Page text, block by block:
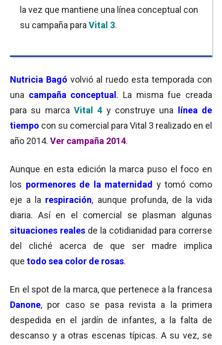
la vez que mantiene una línea conceptual con
su campaña para Vital 3.
Nutricia Bagó volvió al ruedo esta temporada con
una campaña conceptual . La misma fue creada
para su marca Vital 4 y construye una línea de
tiempo con su comercial para Vital 3 realizado en el
año 2014. Ver campaña 2014.
Aunque en esta edición la marca puso el foco en
los pormenores de la maternidad y tomó como
eje a la respiración, aunque profunda, de la vida
diaria. Así en el comercial se plasman algunas
situaciones reales de la cotidianidad para correrse
del cliché acerca de que ser madre implica
que todo sea color de rosas.
En el spot de la marca, que pertenece a la francesa
Danone, por caso se pasa revista a la primera
despedida en el jardín de infantes, a la falta de
descanso y a otras escenas típicas. A su vez, se